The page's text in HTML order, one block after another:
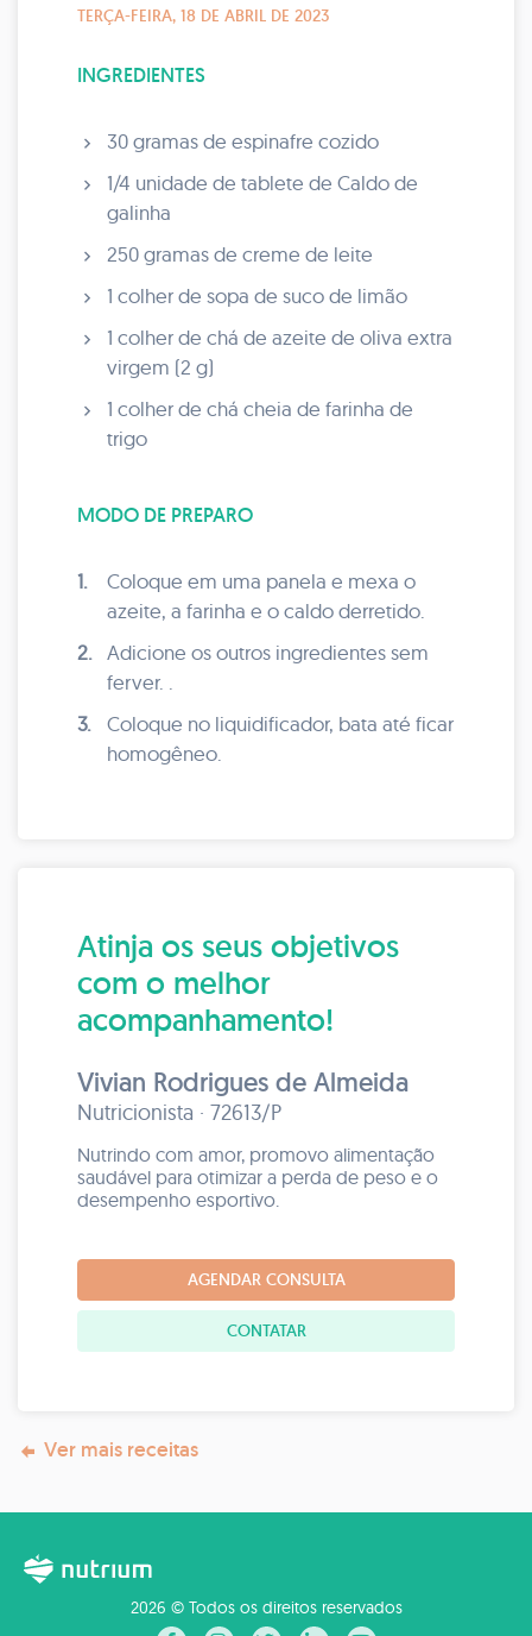
TERÇA-FEIRA, 18 DE ABRIL DE 2023
INGREDIENTES
30 gramas de espinafre cozido
1/4 unidade de tablete de Caldo de
galinha
250 gramas de creme de leite
1 colher de sopa de suco de limão
1 colher de chá de azeite de oliva extra
virgem (2 g)
1 colher de chá cheia de farinha de
trigo
MODO DE PREPARO
1.
Coloque em uma panela e mexa o
azeite, a farinha e o caldo derretido.
2.
Adicione os outros ingredientes sem
ferver. .
3.
Coloque no liquidificador, bata até ficar
homogêneo.
Atinja os seus objetivos
com o melhor
acompanhamento!
Vivian Rodrigues de Almeida
Nutricionista · 72613/P
Nutrindo com amor, promovo alimentação
saudável para otimizar a perda de peso e o
desempenho esportivo.
AGENDAR CONSULTA
CONTATAR
Ver mais receitas
2026 © Todos os direitos reservados